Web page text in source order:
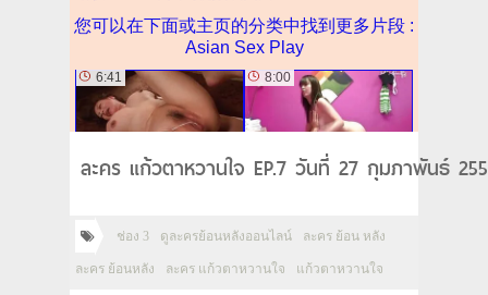
ละคร แก้วตาหวานใจ EP.7 วันที่ 27 กุมภาพันธ์
ช่อง 3 ดูละครย้อนหลังออนไลน์ ละคร ย้อน หลัง
ละคร ย้อนหลัง ละคร แก้วตาหวานใจ แก้วตาหวานใจ